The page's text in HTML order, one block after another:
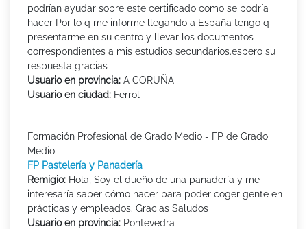
podrían ayudar sobre este certificado como se podría
hacer Por lo q me informe llegando a España tengo q
presentarme en su centro y llevar los documentos
correspondientes a mis estudios secundarios.espero su
respuesta gracias
Usuario en provincia: A CORUÑA
Usuario en ciudad: Ferrol
Formación Profesional de Grado Medio - FP de Grado
Medio
FP Pastelería y Panadería
Remigio: Hola, Soy el dueño de una panadería y me
interesaría saber cómo hacer para poder coger gente en
prácticas y empleados. Gracias Saludos
Usuario en provincia: Pontevedra